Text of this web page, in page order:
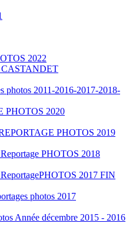
2022
photos 2011-2016-2017-2018-
PHOTOS 2020
PHOTOS 2019
PHOTOS 2018
2017 FIN
photos 2017
Année décembre 2015 - 2016